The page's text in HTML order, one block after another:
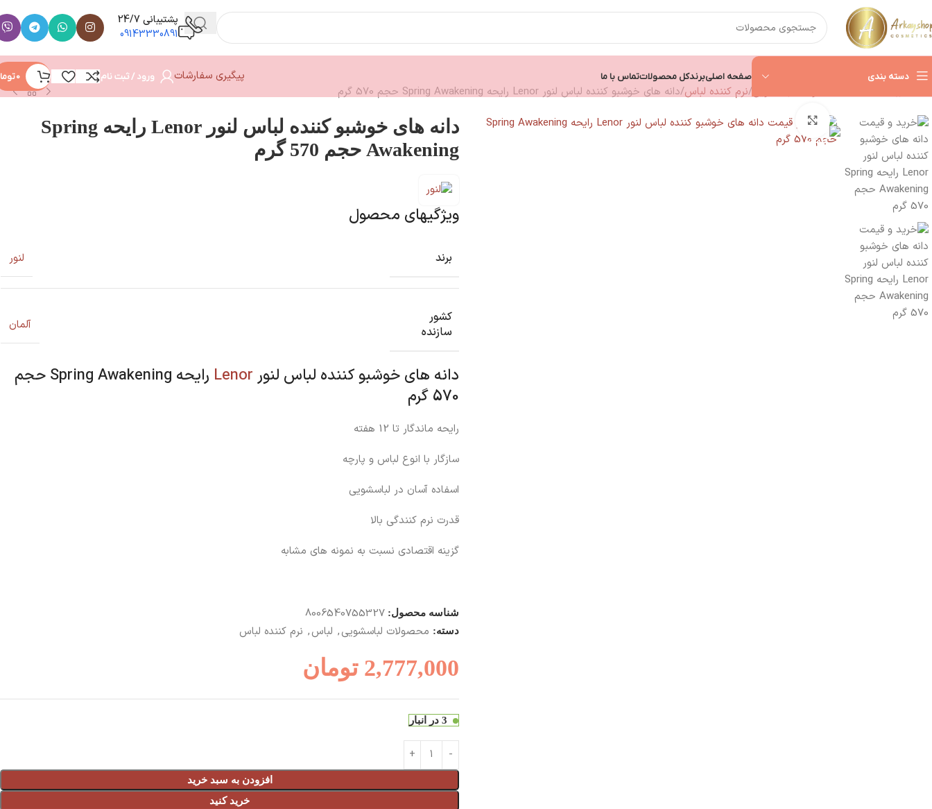
پشتیبانی 24/7
09143330891
دسته بندی صفحه اصلیبرندکل محصولاتتماس با ما پیگیری سفارشات ورود / ثبت نام 0
نرم کننده لباس دانه های خوشبو کننده لباس لنور Lenor رایحه Spring Awakening حجم 570 گرم
بزرگنمایی تصویر
دانه های خوشبو کننده لباس لنور Lenor رایحه Spring
Awakening حجم 570 گرم
ویژگیهای محصول
برند لنور
کشور
سازنده
آلمان
دانه های خوشبو کننده لباس لنور Lenor
رایحه Spring Awakening حجم
570 گرم
رایحه ماندگار تا 12 هفته
سازگار با انوع لباس و پارچه
اسفاده آسان در لباسشویی
قدرت نرم کنندگی بالا
گزینه اقتصادی نسبت به نمونه های مشابه
شناسه محصول: 8006540755327
دسته: محصولات لباسشویی, لباس, نرم کننده لباس
2,777,000 تومان
3 در انبار
افزودن به سبد خرید
خرید کنید